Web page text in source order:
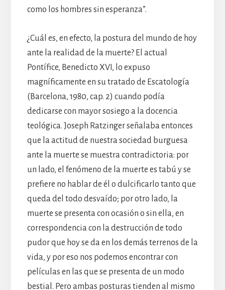
como los hombres sin esperanza”.
¿Cuál es, en efecto, la postura del mundo de hoy
ante la realidad de la muerte? El actual
Pontífice, Benedicto XVI, lo expuso
magníficamente en su tratado de Escatología
(Barcelona, 1980, cap. 2) cuando podía
dedicarse con mayor sosiego a la docencia
teológica. Joseph Ratzinger señalaba entonces
que la actitud de nuestra sociedad burguesa
ante la muerte se muestra contradictoria: por
un lado, el fenómeno de la muerte es tabú y se
prefiere no hablar de él o dulcificarlo tanto que
queda del todo desvaído; por otro lado, la
muerte se presenta con ocasión o sin ella, en
correspondencia con la destrucción de todo
pudor que hoy se da en los demás terrenos de la
vida, y por eso nos podemos encontrar con
películas en las que se presenta de un modo
bestial. Pero ambas posturas tienden al mismo